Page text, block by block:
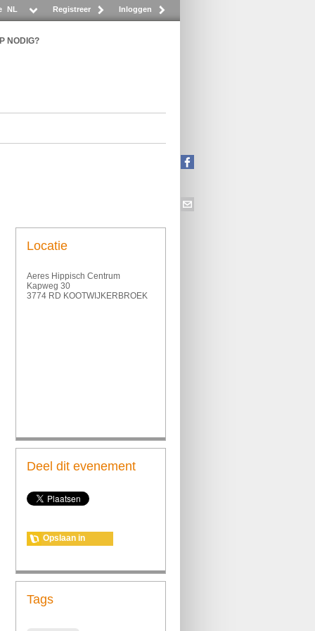
Registreer Inloggen
NL
NODIG?
Locatie
Aeres Hippisch Centrum
Kapweg 30
3774 RD KOOTWIJKERBROEK
Deel dit evenement
Opslaan in
Tags